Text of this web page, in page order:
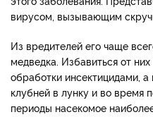
вирусом, вызывающим
Из вредителей его чаще
медведка. Избавиться от
обработки инсектицидами,
клубней в лунку и во время
периоды насекомое